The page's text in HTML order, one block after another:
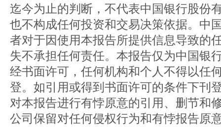
迄今为止的判断，不代表中国银行股份
也不构成任何投资和交易决策依据。中
者对于因使用本报告所提供信息导致的
失不承担任何责任。本报告仅为中国银
经书面许可，任何机构和个人不得以任
登。如引用或得到书面许可的条件下刊
对本报告进行有悖原意的引用、删节和
公司保留对任何侵权行为和有悖报告原